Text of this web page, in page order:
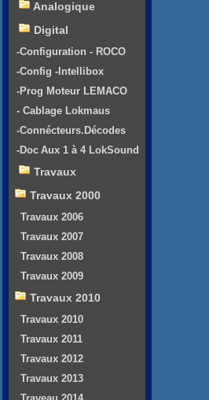
Analogique
Digital
-Configuration - ROCO
-Config -Intellibox
-Prog Moteur LEMACO
- Cablage Lokmaus
-Connécteurs.Décodes
-Doc Aux 1 à 4 LokSound
Travaux
Travaux 2000
Travaux 2006
Travaux 2007
Travaux 2008
Travaux 2009
Travaux 2010
Travaux 2010
Travaux 2011
Travaux 2012
Travaux 2013